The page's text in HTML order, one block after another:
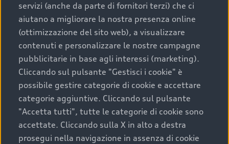
La qualità di acquistare
un’auto usata Audi
Scegliere un’auto usata è una decisione che coniuga
convenienza, affidabilità e sostenibilità. Per fare un
acquisto sicuro, è essenziale considerare aspetti
determinanti come la garanzia inclusa e l’affidabilità del
marchio. Audi offre l’auto usata perfetta tramite Audi
Prima Scelta :plus
servizi (anche da parte di fornitori terzi) che ci
aiutano a migliorare la nostra presenza online
(ottimizzazione del sito web), a visualizzare
contenuti e personalizzare le nostre campagne
pubblicitarie in base agli interessi (marketing).
Cliccando sul pulsante "Gestisci i cookie" è
possibile gestire categorie di cookie e accettare
categorie aggiuntive. Cliccando sul pulsante
"Accetta tutti", tutte le categorie di cookie sono
accettate. Cliccando sulla X in alto a destra
prosegui nella navigazione in assenza di cookie